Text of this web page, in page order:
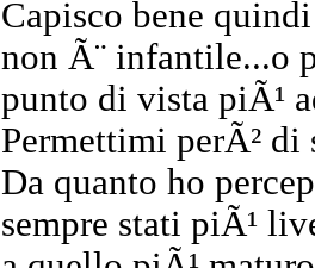
Capisco bene
non Ã¨ infantile...o
punto di vista piÃ¹
Permettimi perÃ²
Da quanto ho
sempre stati piÃ¹